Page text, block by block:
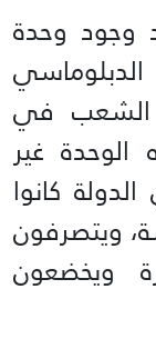
وجود وحدة
الشعب في
غير
كانوا
ويتصرفون
ويخضعون